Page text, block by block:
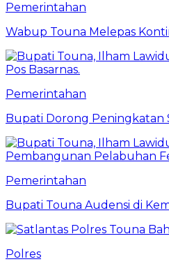
Pemerintahan
Wabup Touna Melepas
Pemerintahan
Bupati Dorong Peningkatan
Pemerintahan
Bupati Touna Audensi di
Polres